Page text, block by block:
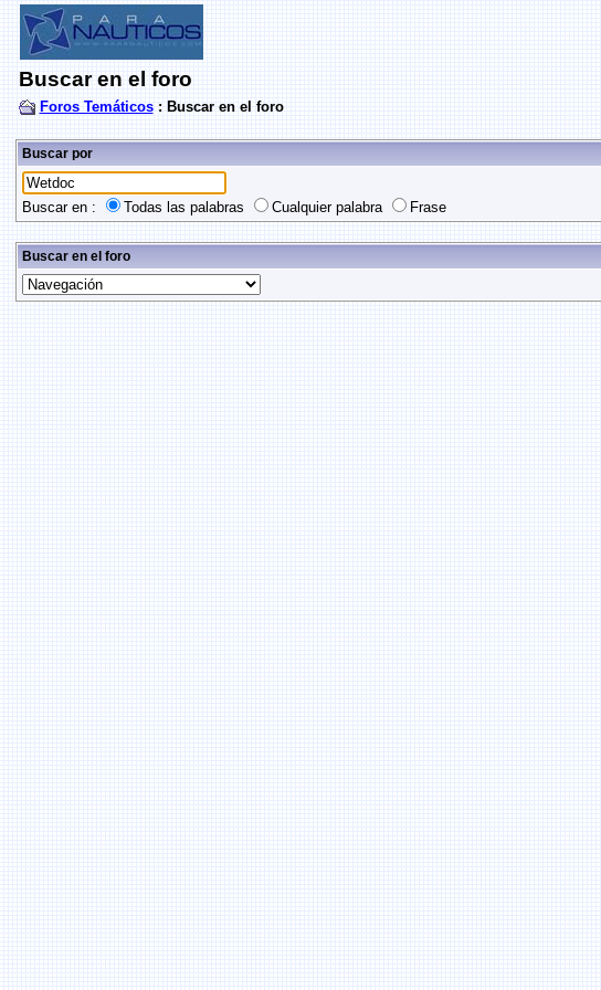
Buscar en el foro
Foros Temáticos: Buscar en el foro
Buscar por
Buscar en : Todas las palabras Cualquier palabra Frase
Buscar en el foro